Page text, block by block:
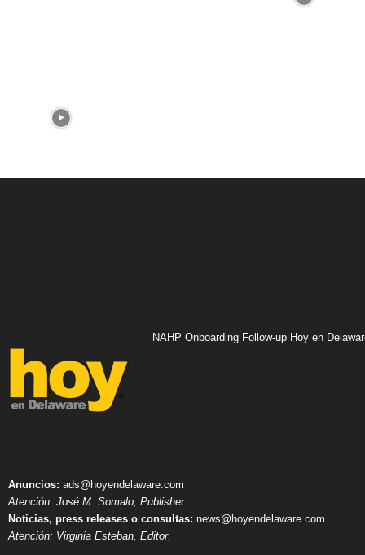
NAHP Onboarding Follow-up Hoy en
Anuncios: ads@hoyendelaware.com
Atención: José M. Somalo, Publisher.
Noticias, press releases o consultas: news@hoyendelaware.com
Atención: Virginia Esteban, Editor.